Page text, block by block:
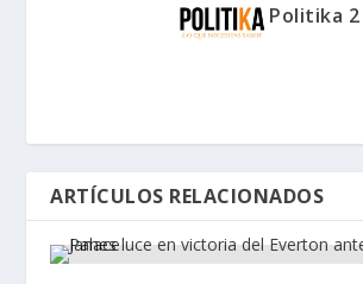
Politika 2
ARTÍCULOS RELACIONADOS